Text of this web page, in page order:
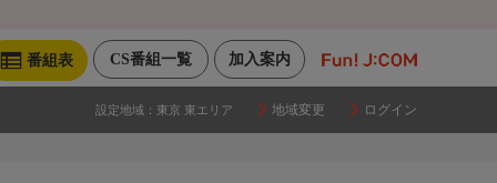
加入案内
CS番組一覧
番組表
設定地域： 東京 東エリア 地域変更 ログイン